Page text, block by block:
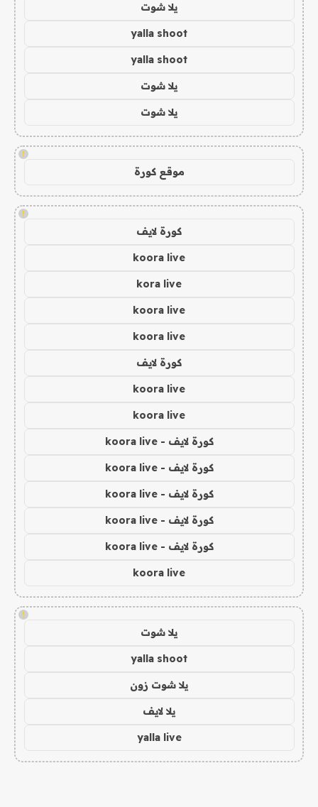
يلا شوت
yalla shoot
yalla shoot
يلا شوت
يلا شوت
!
موقع كورة
!
كورة لايف
koora live
kora live
koora live
koora live
كورة لايف
koora live
koora live
كورة لايف - koora live
كورة لايف - koora live
كورة لايف - koora live
كورة لايف - koora live
كورة لايف - koora live
koora live
!
يلا شوت
yalla shoot
يلا شوت زون
يلا لايف
yalla live